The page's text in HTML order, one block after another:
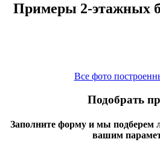
Примеры 2-этажных
Все фото
Подобрать
Заполните форму и мы подберем
вашим